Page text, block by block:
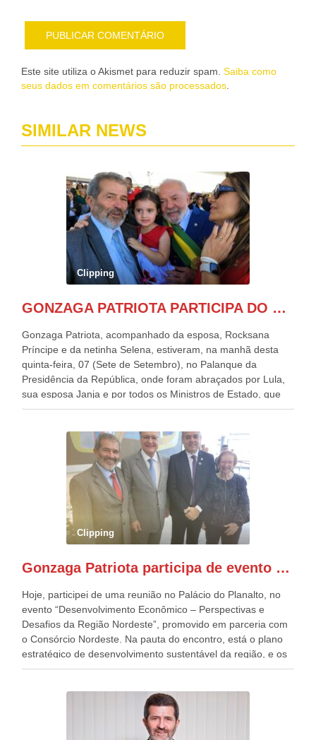
Este site utiliza o Akismet para reduzir spam. Saiba como
seus dados em comentários são processados.
SIMILAR NEWS
Clipping
GONZAGA PATRIOTA PARTICIPA DO DESFILE DA INDEPENDÊNCIA NO PALANQUE DA PRESIDÊNCIA DA REPÚBLICA E É ABRAÇADO POR LULA E POR GERALDO ALCKMIN.
Gonzaga Patriota, acompanhado da esposa, Rocksana
Príncipe e da netinha Selena, estiveram, na manhã desta
quinta-feira, 07 (Sete de Setembro), no Palanque da
Presidência da República, onde foram abraçados por Lula,
sua esposa Janja e por todos os Ministros de Estado, que
estavam presentes, nos Desfiles da Independência da
outros desfiles, na Esplanada dos Ministérios, disse ter sido
o deste ano, o maior e o mais organizado de todos. “Há
quatro décadas, como Patriota até no nome, participo
anualmente dos desfiles de Sete de Setembro, na
Esplanada dos Ministérios, em Brasília. Este ano, o governo
preparou espaços com cadeiras e coberturas, para 30.000
pessoas, só que o número de Patriotas Brasileiros
Independentes, dobrou na Esplanada. Eu, Lula e os
Patriota.
Clipping
Gonzaga Patriota participa de evento em prol do desenvolvimento do Nordeste
Hoje, participei de uma reunião no Palácio do Planalto, no
evento “Desenvolvimento Econômico – Perspectivas e
Desafios da Região Nordeste”, promovido em parceria com
o Consórcio Nordeste. Na pauta do encontro, está o plano
estratégico de desenvolvimento sustentável da região, e os
desafios para a elaboração de políticas públicas, que
evento contou com a presença do Vice-presidente Geraldo
Alckmin, que também ocupa o Ministério do
Desenvolvimento, Indústria, Comércio e Serviços, o ex